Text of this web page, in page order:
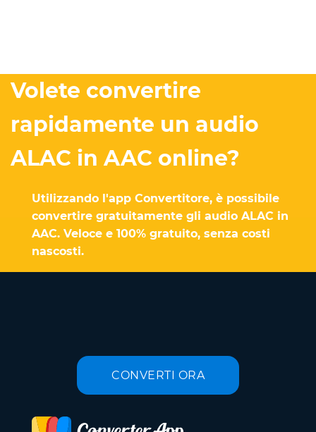
Volete convertire
rapidamente un audio
ALAC in AAC online?
Utilizzando l'app Convertitore, è possibile
convertire gratuitamente gli audio ALAC in
AAC. Veloce e 100% gratuito, senza costi
nascosti.
CONVERTI ORA